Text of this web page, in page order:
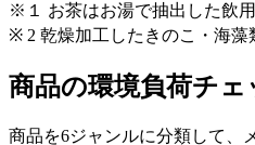
※１ お茶はお湯で抽出した飲
※ 2 乾燥加工したきのこ・海藻
商品の環境負荷チェ
商品を6ジャンルに分類して、